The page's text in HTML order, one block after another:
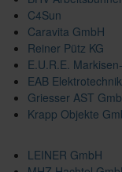
C4Sun
Caravita GmbH
Reiner Pütz KG
E.U.R.E.
EAB
Griesser AST
Krapp Objekte
LEINER GmbH